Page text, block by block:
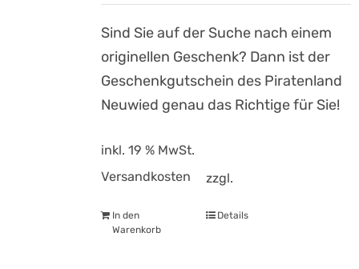
Sind Sie auf der Suche nach einem
originellen Geschenk? Dann ist der
Geschenkgutschein des Piratenland
Neuwied genau das Richtige für Sie!
inkl. 19 % MwSt.
zzgl.
Versandkosten
In den
Warenkorb
Details